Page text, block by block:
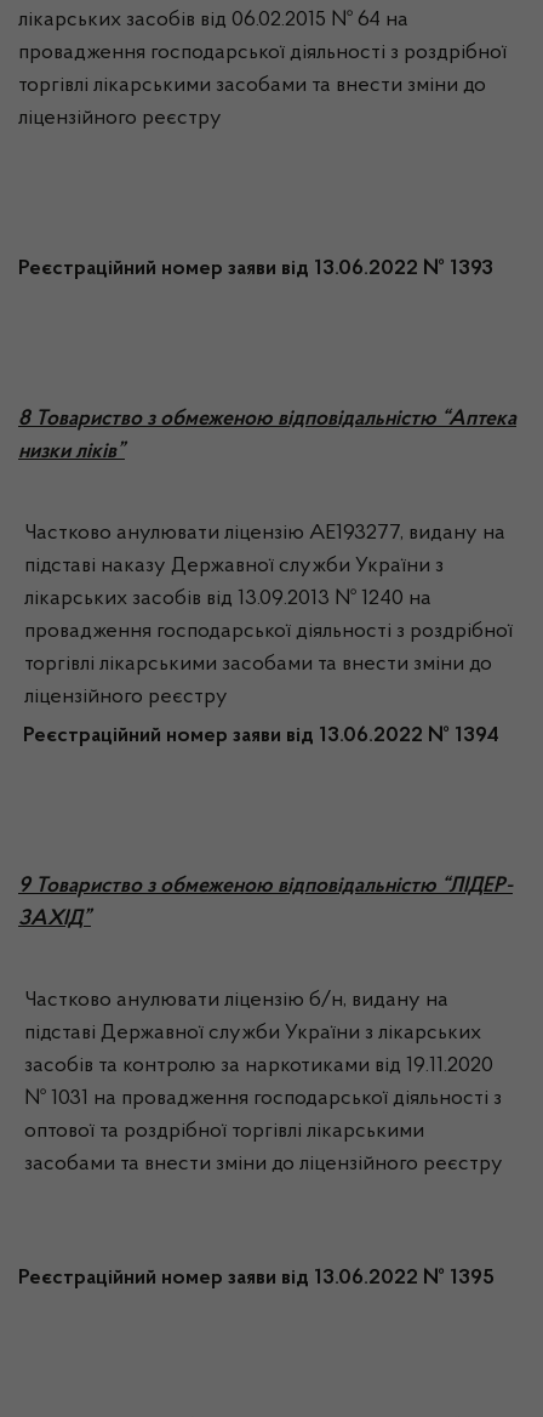
лікарських засобів від 06.02.2015 № 64 на
провадження господарської діяльності з роздрібної
торгівлі лікарськими засобами та внести зміни до
ліцензійного реєстру
Реєстраційний номер заяви від 13.06.2022 № 1393
8 Товариство з обмеженою відповідальністю “Аптека
низки ліків”
Частково анулювати ліцензію АЕ193277, видану на
підставі наказу Державної служби України з
лікарських засобів від 13.09.2013 № 1240 на
провадження господарської діяльності з роздрібної
торгівлі лікарськими засобами та внести зміни до
ліцензійного реєстру
Реєстраційний номер заяви від 13.06.2022 № 1394
9 Товариство з обмеженою відповідальністю “ЛІДЕР-
ЗАХІД”
Частково анулювати ліцензію б/н, видану на
підставі Державної служби України з лікарських
засобів та контролю за наркотиками від 19.11.2020
№ 1031 на провадження господарської діяльності з
оптової та роздрібної торгівлі лікарськими
засобами та внести зміни до ліцензійного реєстру
Реєстраційний номер заяви від 13.06.2022 № 1395